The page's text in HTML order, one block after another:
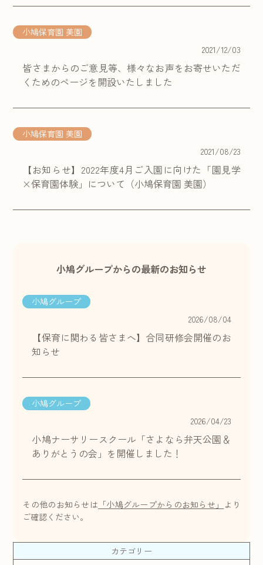
小鳩保育園 美園
2021/12/03
皆さまからのご意見等、様々なお声をお寄せいただ
くためのページを開設いたしました
小鳩保育園 美園
2021/08/23
【お知らせ】2022年度4月ご入園に向けた「園見学
×保育園体験」について（小鳩保育園 美園）
小鳩グループからの最新のお知らせ
小鳩グループ
2026/08/04
【保育に関わる皆さまへ】合同研修会開催のお
知らせ
小鳩グループ
2026/04/23
小鳩ナーサリースクール「さよなら弁天公園＆
ありがとうの会」を開催しました！
その他のお知らせは 「小鳩グループからのお知らせ」 より
ご確認ください。
カテゴリー